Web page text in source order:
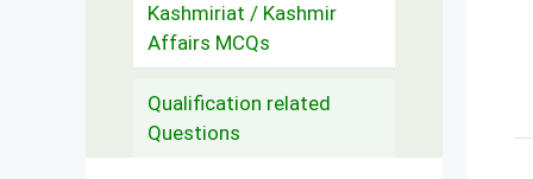
Kashmiriat / Kashmir
Affairs MCQs
Qualification related
Questions